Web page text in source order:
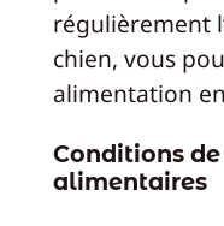
régulièrement
chien, vous
alimentation
Conditions
alimentaires